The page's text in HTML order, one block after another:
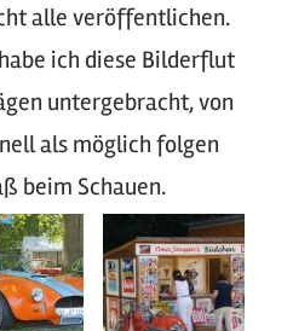
alle veröffentlichen.
ich diese Bilderflut
untergebracht, von
als möglich folgen
beim Schauen.